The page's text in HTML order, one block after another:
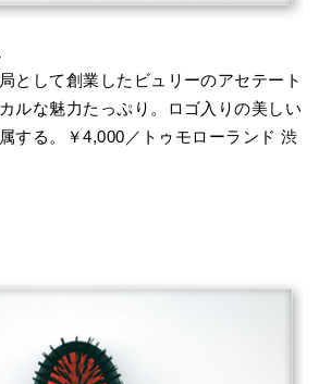
として創業したビュリーのアセテート
ルな魅力たっぷり。ロゴ入りの美しい
する。￥4,000／トゥモローランド 渋